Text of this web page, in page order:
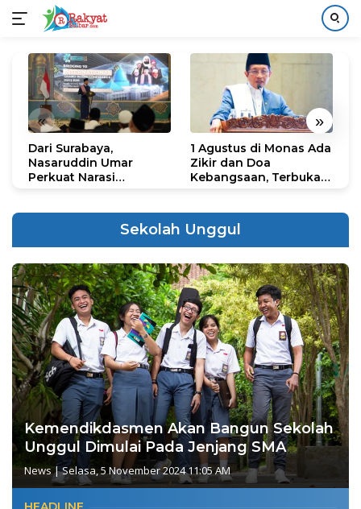
konten
« »
Dari Surabaya,
Nasaruddin Umar
Perkuat Narasi
1 Agustus di Monas Ada
Zikir dan Doa
Kebangsaan, Terbuka
Sekolah Unggul
Kemendikdasmen Akan Bangun Sekolah
Unggul Dimulai Pada Jenjang SMA
News|Selasa, 5 November 2024 11:05 AM